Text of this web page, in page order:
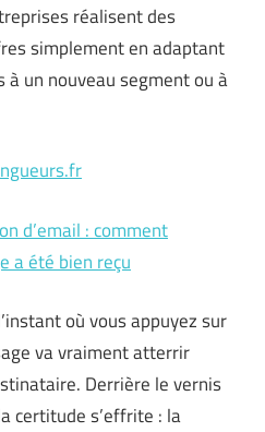
réalisent des
simplement en adaptant
un nouveau segment ou à
d’email : comment
a été bien reçu
où vous appuyez sur
va vraiment atterrir
Derrière le vernis
certitude s’effrite : la